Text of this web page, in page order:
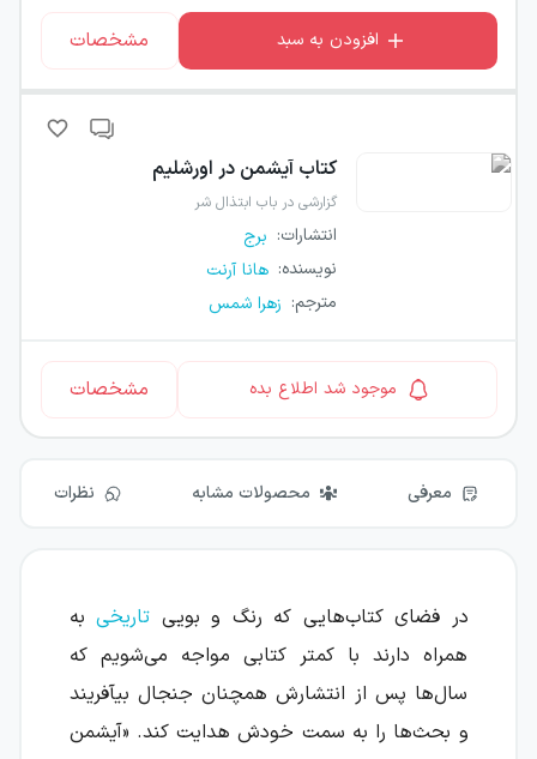
افزودن به سبد مشخصات
کتاب آیشمن در اورشلیم
گزارشی در باب ابتذال شر
انتشارات: برج
نویسنده: هانا آرنت
مترجم: زهرا شمس
موجود شد اطلاع بده مشخصات
معرفی محصولات مشابه نظرات
در فضای کتاب‌هایی که رنگ و بویی تاریخی به
همراه دارند با کمتر کتابی مواجه می‌شویم که
سال‌ها پس از انتشارش همچنان جنجال بیآفریند
و بحث‌ها را به سمت خودش هدایت کند. «آیشمن